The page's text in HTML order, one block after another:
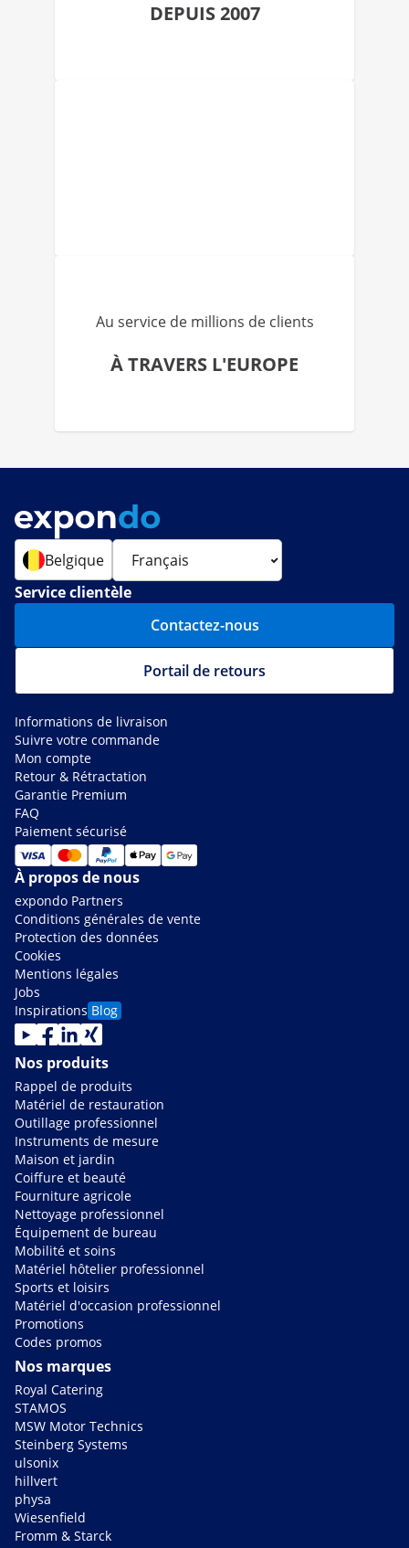
DEPUIS 2007
Au service de millions de clients
À TRAVERS L'EUROPE
Belgique
Service clientèle
Contactez-nous
Portail de retours
Informations de livraison
Suivre votre commande
Mon compte
Retour & Rétractation
Garantie Premium
FAQ
Paiement sécurisé
À propos de nous
expondo Partners
Conditions générales de vente
Protection des données
Cookies
Mentions légales
Jobs
Inspirations Blog
Nos produits
Rappel de produits
Matériel de restauration
Outillage professionnel
Instruments de mesure
Maison et jardin
Coiffure et beauté
Fourniture agricole
Nettoyage professionnel
Équipement de bureau
Mobilité et soins
Matériel hôtelier professionnel
Sports et loisirs
Matériel d'occasion professionnel
Promotions
Codes promos
Nos marques
Royal Catering
STAMOS
MSW Motor Technics
Steinberg Systems
ulsonix
hillvert
physa
Wiesenfield
Fromm & Starck